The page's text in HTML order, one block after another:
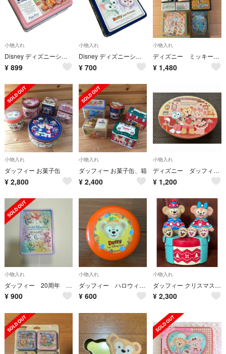
小物入れ
Disney ディズニーシー ダッフィー シェリーメイ 空き缶 小物入れ
¥ 899
小物入れ
Disney ディズニーシー ダッフィー シェリーメイ 空き缶 小物入れ
¥ 700
小物入れ
ディズニー ミッキー ドナルド ダッフィー＆フレンズ 空き缶
¥ 1,480
小物入れ
ダッフィー お菓子缶
¥ 2,800
小物入れ
ダッフィー お菓子缶、箱
¥ 2,400
小物入れ
ディズニー ダッフィー 缶
¥ 1,200
小物入れ
ダッフィー 20周年 カラフルハピネス 空缶
¥ 900
小物入れ
ダッフィー ハロウィン缶🎃
¥ 600
小物入れ
ダッフィー クリスマス 小物入れ フィギュアリン
¥ 2,300